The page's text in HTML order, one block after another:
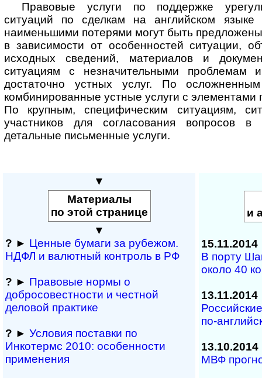
Правовые услуги по поддержке
ситуаций по сделкам на английском
наименьшими потерями могут быть
в зависимости от особенностей ситуации,
исходных сведений, материалов и
ситуациям с незначительными проблемам
достаточно устных услуг. По
комбинированные устные услуги с элементами
По крупным, специфическим ситуациям,
участников для согласования вопросов в
детальные письменные услуги.
▼
Материалы
по этой странице
▼
? ► Ценные бумаги за рубежом.
НДФЛ и ва­лют­ный кон­т­роль в РФ
? ► Правовые нормы о
добросовестности и чест­ной
деловой практике
? ► Условия поставки по
Инкотермс 2010: осо­бен­нос­ти
применения
и
15.11.2014
В порту
около 40
13.11.2014
по-
13.10.2014
МВФ